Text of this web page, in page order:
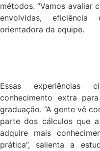
métodos. “Vamos avaliar
envolvidas,
orientadora da equipe.
Essas experiências
conhecimento extra
graduação. “A gente vê
parte dos cálculos que
adquire mais
prática”, salienta a